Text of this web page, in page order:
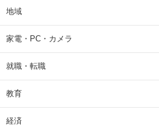
地域
家電・PC・カメラ
就職・転職
教育
経済